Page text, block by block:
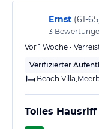
Bei Dhigali vereinen
einem
Auszeiten und
Eine große Auswahl
eingebettet zwischen
Meer.
Gastronomie im
das Gefühl, dass
Ernst (61-65
3
Vor 1 Woche •
Verifizierter
Tolles